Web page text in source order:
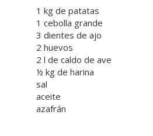
1 kg de patatas
1 cebolla grande
3 dientes de ajo
2 huevos
2 l de caldo de ave
½ kg de harina
sal
aceite
azafrán